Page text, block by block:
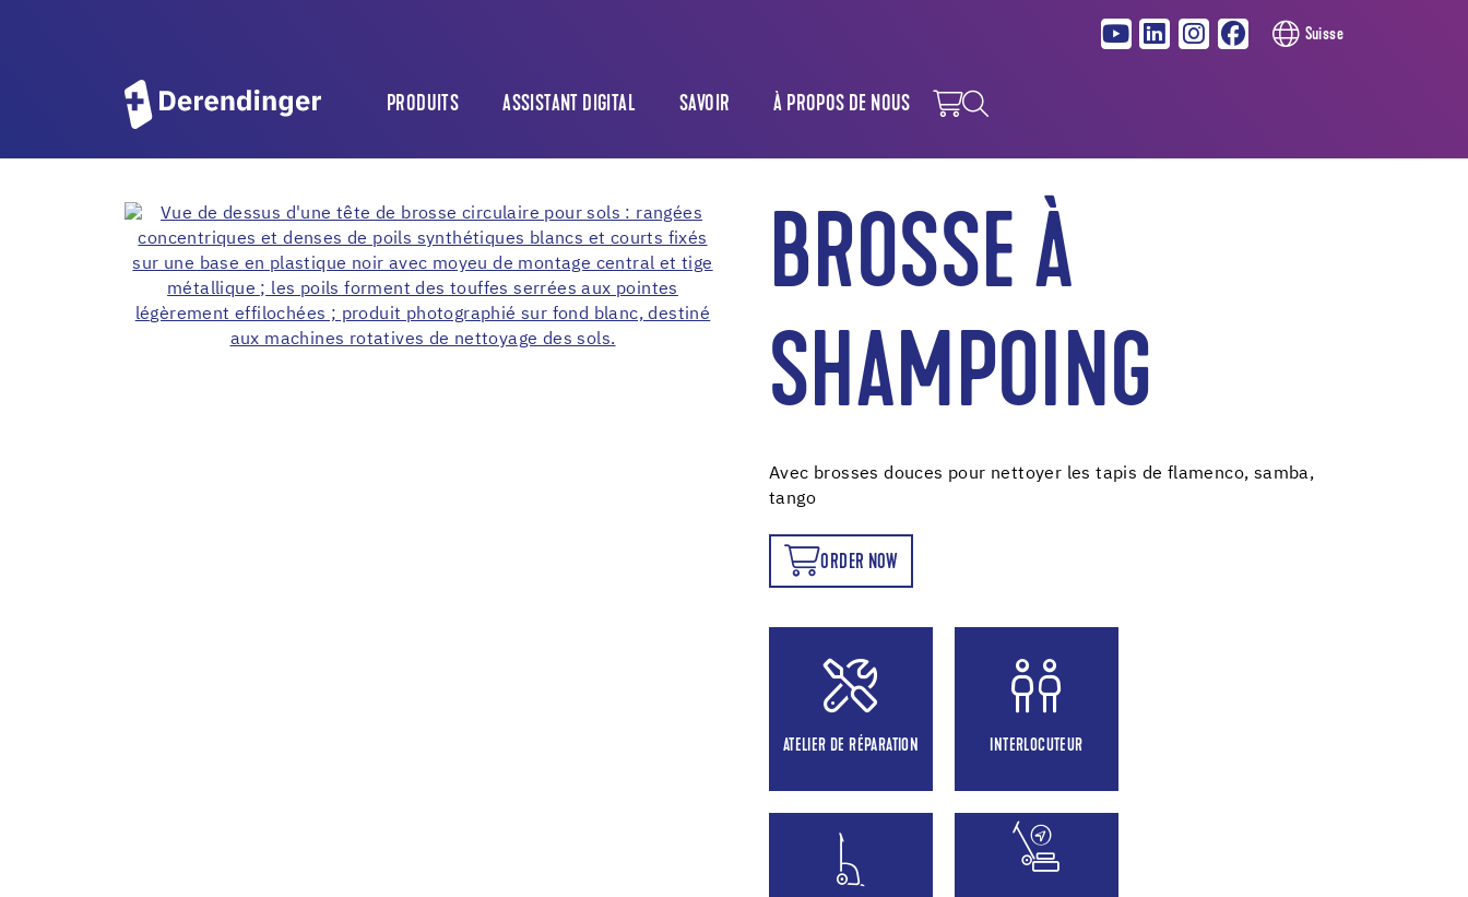
Suisse
PRODUITS ASSISTANT DIGITAL SAVOIR À PROPOS DE NOUS
BROSSE À
SHAMPOING
Avec brosses douces pour nettoyer les tapis de flamenco, samba,
tango
ORDER NOW
ATELIER DE RÉPARATION INTERLOCUTEUR